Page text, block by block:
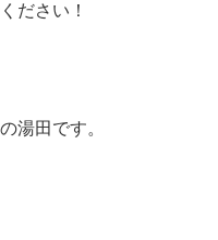
ださい！
湯田です。